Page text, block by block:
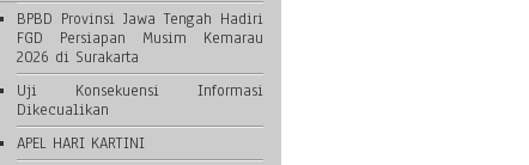
BPBD Provinsi Jawa Tengah Hadiri
FGD Persiapan Musim Kemarau
2026 di Surakarta
Uji Konsekuensi Informasi
Dikecualikan
APEL HARI KARTINI